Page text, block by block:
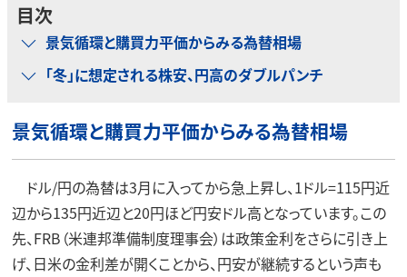
目次
景気循環と購買力平価からみる為替相場
「冬」に想定される株安、円高のダブルパンチ
景気循環と購買力平価からみる為替相場
ドル/円の為替は3月に入ってから急上昇し、1ドル=115円近
辺から135円近辺と20円ほど円安ドル高となっています。この
先、FRB（米連邦準備制度理事会）は政策金利をさらに引き上
げ、日米の金利差が開くことから、円安が継続するという声も